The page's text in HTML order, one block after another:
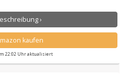
›
kaufen
22:02 Uhr aktualisiert